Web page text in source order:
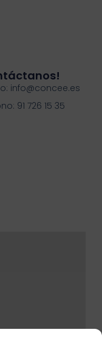
info@concee.es
91 726 15 35